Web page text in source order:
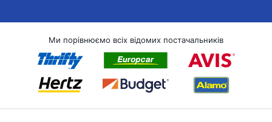
Ми порівнюємо всіх відомих постачальників